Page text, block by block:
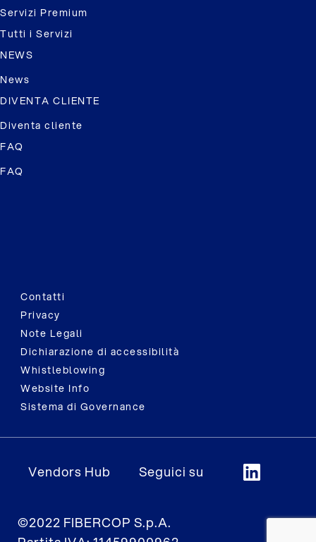
Servizi Premium
Tutti i Servizi
NEWS
News
DIVENTA CLIENTE
Diventa cliente
FAQ
FAQ
Contatti
Privacy
Note Legali
Dichiarazione di accessibilità
Whistleblowing
Website Info
Sistema di Governance
Vendors Hub Seguici su
©2022 FIBERCOP S.p.A.